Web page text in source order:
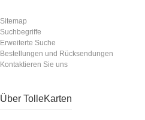
Sitemap
Suchbegriffe
Erweiterte Suche
Bestellungen und Rücksendungen
Kontaktieren Sie uns
Über TolleKarten